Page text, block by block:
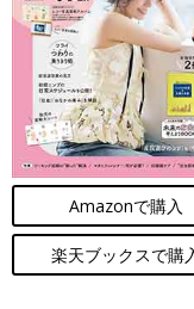
が、楽しみすぎてな
このままでは2020年
気を張ってなんとか
をツリーの根元にセ
いつもはのんびり寝
た！(笑)
ねぇねサンタからの
シールを貼ったり塗
私が苦労して手に入
Amazonで購入
楽天ブックスで購